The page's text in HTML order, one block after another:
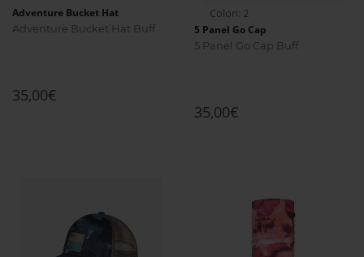
Adventure Bucket Hat
Adventure Bucket Hat Buff
35,00€
Colori: 2
5 Panel Go Cap
5 Panel Go Cap Buff
35,00€